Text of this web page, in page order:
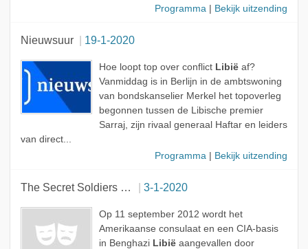
Programma | Bekijk uitzending
Nieuwsuur 19-1-2020
Hoe loopt top over conflict Libiëaf?
Vanmiddag is in Berlijn in de ambtswoning
van bondskanselier Merkel het topoverleg
begonnen tussen de Libische premier
Sarraj, zijn rivaal generaal Haftar en leiders
van direct...
Programma | Bekijk uitzending
3-1-2020
Op 11 september 2012 wordt het
Amerikaanse consulaat en een CIA-basis
in Benghazi Libiëaangevallen door